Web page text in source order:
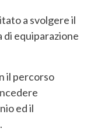
a svolgere il
equiparazione
il percorso
ed il